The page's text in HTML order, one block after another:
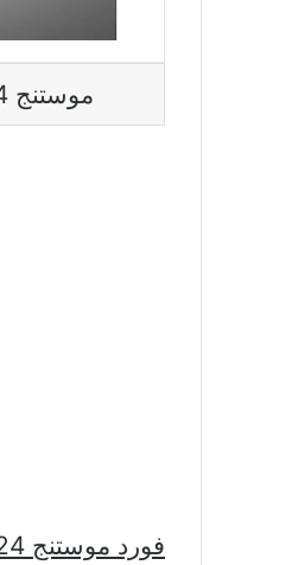
موستنج 2024: انطلق بسرعة نحو المستقبل مع هذه الأيقونة الأمريكية
فورد موستنج 2024